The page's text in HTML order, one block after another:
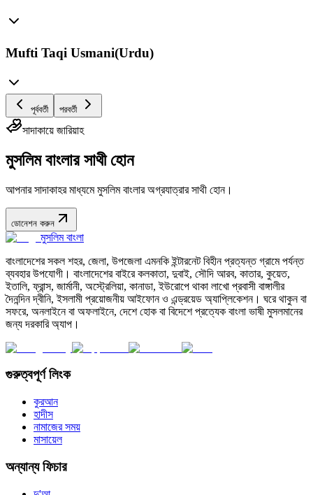
Mufti Taqi Usmani(Urdu)
পূর্ববর্তী পরবর্তী
সাদাকায়ে জারিয়াহ
মুসলিম বাংলার সাথী হোন
আপনার সাদাকাহর মাধ্যমে মুসলিম বাংলার অগ্রযাত্রার সাথী হোন।
ডোনেশন করুন
মুসলিম বাংলা
বাংলাদেশের সকল শহর, জেলা, উপজেলা এমনকি ইন্টারনেট বিহীন প্রত্যন্ত গ্রামে পর্যন্ত
ব্যবহার উপযোগী। বাংলাদেশের বাইরে কলকাতা, দুবাই, সৌদি আরব, কাতার, কুয়েত,
ইতালি, ফ্রান্স, জার্মানী, অস্ট্রেলিয়া, কানাডা, ইউরোপে থাকা লাখো প্রবাসী বাঙ্গালীর
দৈনন্দিন দ্বীনি, ইসলামী প্রয়োজনীয় আইফোন ও এন্ড্রয়েড অ্যাপ্লিকেশন। ঘরে থাকুন বা
সফরে, অনলাইনে বা অফলাইনে, দেশে হোক বা বিদেশে প্রত্যেক বাংলা ভাষী মুসলমানের
জন্য দরকারি অ্যাপ।
গুরুত্বপূর্ণ লিংক
কুরআন
হাদীস
নামাজের সময়
মাসায়েল
অন্যান্য ফিচার